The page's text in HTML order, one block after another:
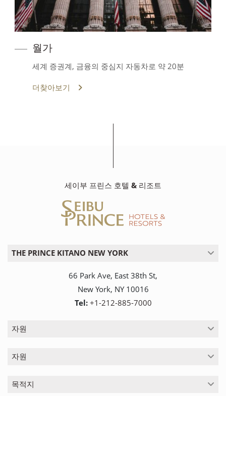
월가
세계 증권계, 금융의 중심지 자동차로 약 20분
더찾아보기
세이부 프린스 호텔 & 리조트
THE PRINCE KITANO NEW YORK
66 Park Ave, East 38th St,
New York, NY 10016
Tel: +1-212-885-7000
자원
자원
목적지